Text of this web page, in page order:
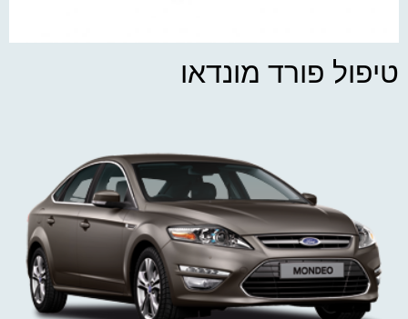
טיפול פורד מונדאו